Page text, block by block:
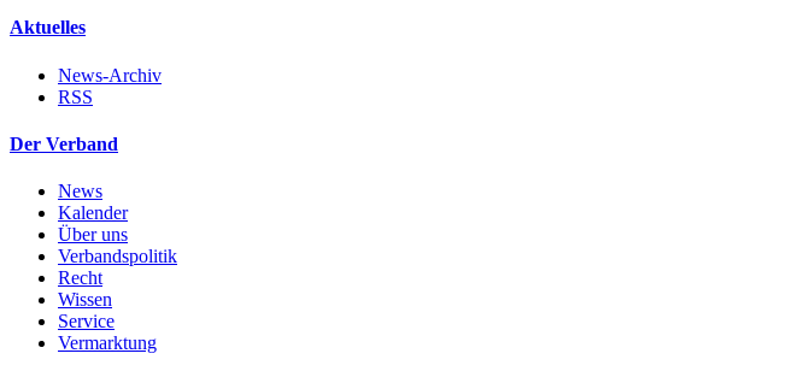
Aktuelles
News-Archiv
RSS
Der Verband
News
Kalender
Über uns
Verbandspolitik
Recht
Wissen
Service
Vermarktung